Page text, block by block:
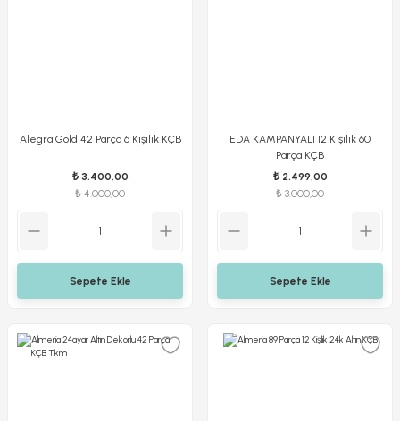
Alegra Gold 42 Parça 6 Kişilik KÇB
₺ 3.400,00
₺ 4.000,00
Sepete Ekle
EDA KAMPANYALI 12 Kişilik 60
Parça KÇB
₺ 2.499,00
₺ 3.000,00
Sepete Ekle